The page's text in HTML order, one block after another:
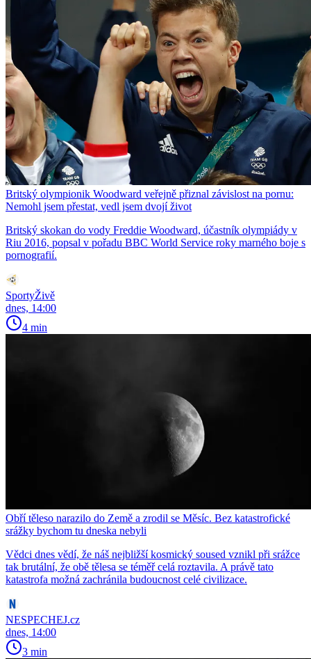
Britský olympionik Woodward veřejně přiznal závislost na pornu:
Nemohl jsem přestat, vedl jsem dvojí život
Britský skokan do vody Freddie Woodward, účastník olympiády v
Riu 2016, popsal v pořadu BBC World Service roky marného boje s
pornografií.
SportyŽivě
dnes, 14:00
4 min
Obří těleso narazilo do Země a zrodil se Měsíc. Bez katastrofické
srážky bychom tu dneska nebyli
Vědci dnes vědí, že náš nejbližší kosmický soused vznikl při srážce
tak brutální, že obě tělesa se téměř celá roztavila. A právě tato
katastrofa možná zachránila budoucnost celé civilizace.
NESPECHEJ.cz
dnes, 14:00
3 min